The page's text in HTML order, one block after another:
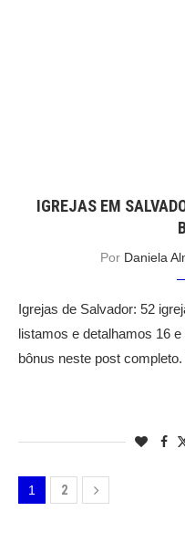
IGREJAS EM
Por Daniela
Igrejas de Salvador: 52
listamos e detalhamos 16
bônus neste post
1 2